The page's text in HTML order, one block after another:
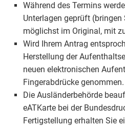
Während des Termins
Unterlagen geprüft (bringen
möglichst im Original, mit
Wird Ihrem Antrag
Herstellung der
neuen elektronischen
Fingerabdrücke genommen.
Die Ausländerbehörde
eATKarte bei der
Fertigstellung erhalten Sie